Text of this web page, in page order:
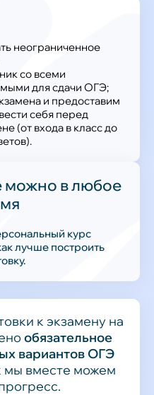
неограниченное
со всеми
для сдачи ОГЭ;
и предоставим
себя перед
(от входа в класс до
можно в любое
курс
лучше построить
к экзамену на
обязательное
вариантов ОГЭ
мы вместе можем